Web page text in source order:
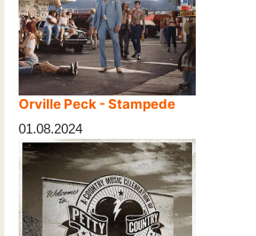
Orville Peck - Stampede
01.08.2024